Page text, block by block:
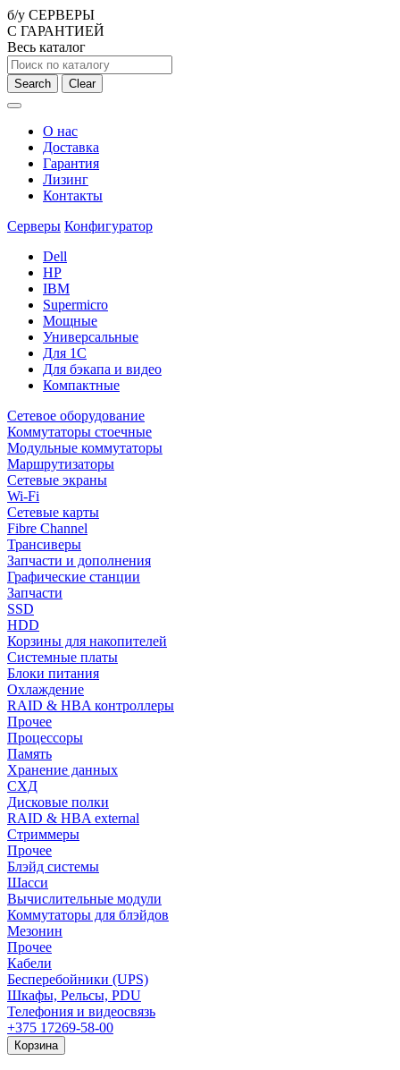
б/у СЕРВЕРЫ
С ГАРАНТИЕЙ
Весь каталог
Search Clear
О нас
Доставка
Гарантия
Лизинг
Контакты
Серверы Конфигуратор
Dell
HP
IBM
Supermicro
Мощные
Универсальные
Для 1С
Для бэкапа и видео
Компактные
Сетевое оборудование
Коммутаторы стоечные
Модульные коммутаторы
Маршрутизаторы
Сетевые экраны
Wi-Fi
Сетевые карты
Fibre Channel
Трансиверы
Запчасти и дополнения
Графические станции
Запчасти
SSD
HDD
Корзины для накопителей
Системные платы
Блоки питания
Охлаждение
RAID & HBA контроллеры
Прочее
Процессоры
Память
Хранение данных
СХД
Дисковые полки
RAID & HBA external
Стриммеры
Прочее
Блэйд системы
Шасси
Вычислительные модули
Коммутаторы для блэйдов
Мезонин
Прочее
Кабели
Бесперебойники (UPS)
Шкафы, Рельсы, PDU
Телефония и видеосвязь
+375 17269-58-00
Корзина